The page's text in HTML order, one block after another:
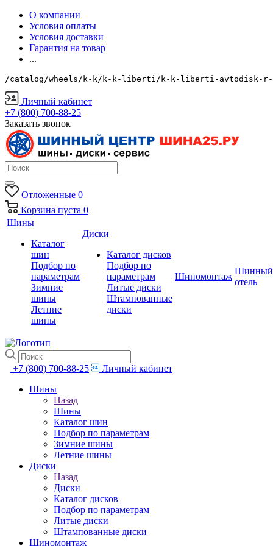
О компании
Условия оплаты
Условия доставки
Гарантия на товар
...
/catalog/wheels/k-k/k-k-liberti/k-k-liberti-avtodisk-r-
Личный кабинет
+7 (800) 700-88-25
Заказать звонок
Отложенные 0
Корзина пуста 0
Шины
Каталог
шин
Подбор по
параметрам
Зимние
шины
Летние
шины
Диски
Каталог дисков
Подбор по
параметрам
Литые диски
Штампованные
диски
Шиномонтаж
Шинный
отель
+7 (800) 700-88-25
Личный кабинет
Шины
Назад
Шины
Каталог шин
Подбор по параметрам
Зимние шины
Летние шины
Диски
Назад
Диски
Каталог дисков
Подбор по параметрам
Литые диски
Штампованные диски
Шиномонтаж